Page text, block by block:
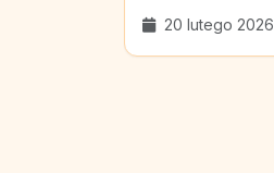
20 lutego 2026